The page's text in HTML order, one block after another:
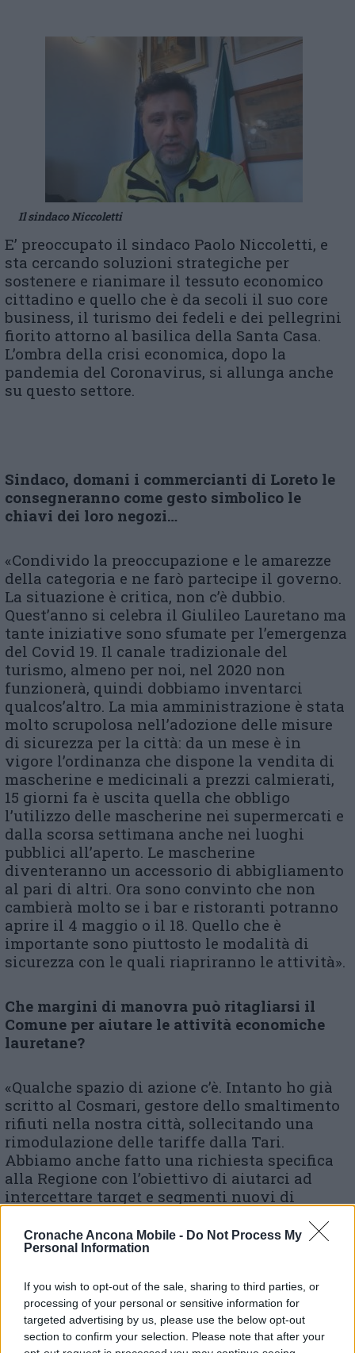
Cronache Ancona Mobile - Do Not Process My
Personal Information
If you wish to opt-out of the sale, sharing to third parties, or
processing of your personal or sensitive information for
targeted advertising by us, please use the below opt-out
section to confirm your selection. Please note that after your
Il sindaco Niccoletti
E’ preoccupato il sindaco Paolo Niccoletti, e
sta cercando soluzioni strategiche per
sostenere e rianimare il tessuto economico
cittadino e quello che è da secoli il suo core
business, il turismo dei fedeli e dei pellegrini
fiorito attorno al basilica della Santa Casa.
L’ombra della crisi economica, dopo la
pandemia del Coronavirus, si allunga anche
su questo settore.
Sindaco, domani i commercianti di Loreto le
consegneranno come gesto simbolico le
chiavi dei loro negozi…
«Condivido la preoccupazione e le amarezze
della categoria e ne farò partecipe il governo.
La situazione è critica, non c’è dubbio.
Quest’anno si celebra il Giulileo Lauretano ma
tante iniziative sono sfumate per l’emergenza
del Covid 19. Il canale tradizionale del
turismo, almeno per noi, nel 2020 non
funzionerà, quindi dobbiamo inventarci
qualcos’altro. La mia amministrazione è stata
molto scrupolosa nell’adozione delle misure
di sicurezza per la città: da un mese è in
vigore l’ordinanza che dispone la vendita di
mascherine e medicinali a prezzi calmierati,
15 giorni fa è uscita quella che obbligo
l’utilizzo delle mascherine nei supermercati e
dalla scorsa settimana anche nei luoghi
pubblici all’aperto. Le mascherine
diventeranno un accessorio di abbigliamento
al pari di altri. Ora sono convinto che non
cambierà molto se i bar e ristoranti potranno
aprire il 4 maggio o il 18. Quello che è
importante sono piuttosto le modalità di
sicurezza con le quali riapriranno le attività».
Che margini di manovra può ritagliarsi il
Comune per aiutare le attività economiche
lauretane?
«Qualche spazio di azione c’è. Intanto ho già
scritto al Cosmari, gestore dello smaltimento
rifiuti nella nostra città, sollecitando una
rimodulazione delle tariffe dalla Tari.
Abbiamo anche fatto una richiesta specifica
alla Regione con l’obiettivo di aiutarci ad
intercettare target e segmenti nuovi di
singole famiglie o i giovani. Si potrebbero
anche mettere in rete gli alberghi, gli ostelli
studiare un progetto organico servono
professionalità specializzate nella gestione
dell’incoming. Per il resto è necessario
attendere gli sviluppi della situazione oltre ai